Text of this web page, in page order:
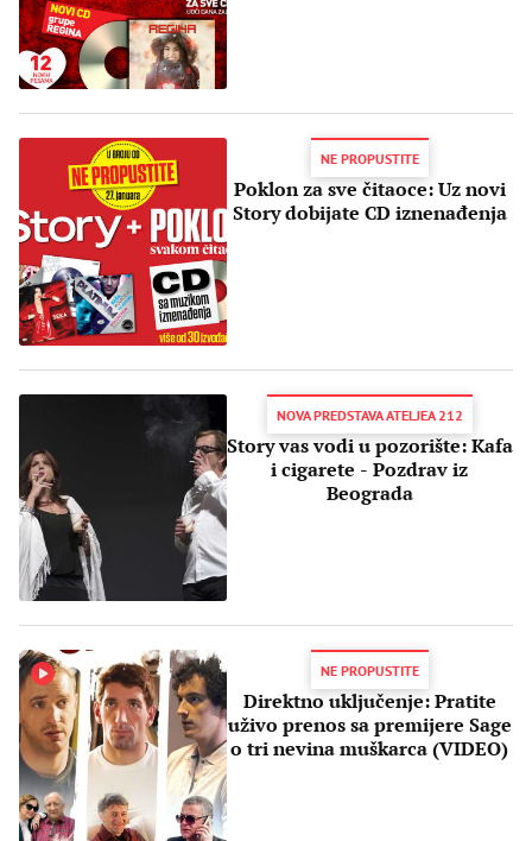
NE PROPUSTITE
Poklon za sve čitaoce: Uz novi
Story dobijate CD iznenađenja
NOVA PREDSTAVA ATELJEA 212
Story vas vodi u pozorište: Kafa
i cigarete - Pozdrav iz
Beograda
NE PROPUSTITE
Direktno uključenje: Pratite
uživo prenos sa premijere Sage
o tri nevina muškarca (VIDEO)